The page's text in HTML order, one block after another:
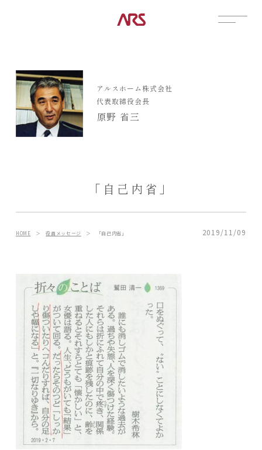
展示場
見学会
資料請求
ARS HOMEとは
- ARS WAY
- 設計コンセプト
- 商品コンセプト
デザイン
- 空間デザイン
- 内観デザイン
- 生活デザイン
- 外構デザイン
POSTS
お知らせ
アルスホーム株式会社
代表取締役会長
原野 省三
「自己内省」
HOME ＞役員メッセージ ＞ 「自己内省」 2019/11/09